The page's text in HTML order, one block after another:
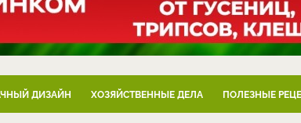
ДИЗАЙН ХОЗЯЙСТВЕННЫЕ ДЕЛА ПОЛЕЗНЫЕ